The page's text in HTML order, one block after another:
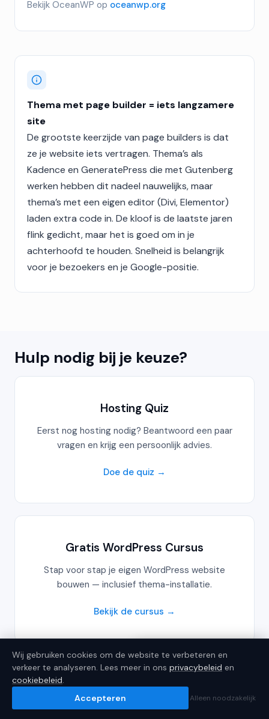
Bekijk OceanWP op oceanwp.org
Thema met page builder = iets langzamere
site
De grootste keerzijde van page builders is dat
ze je website iets vertragen. Thema’s als
Kadence en GeneratePress die met Gutenberg
werken hebben dit nadeel nauwelijks, maar
thema’s met een eigen editor (Divi, Elementor)
laden extra code in. De kloof is de laatste jaren
flink gedicht, maar het is goed om in je
achterhoofd te houden. Snelheid is belangrijk
voor je bezoekers en je Google-positie.
Hulp nodig bij je keuze?
Hosting Quiz
Eerst nog hosting nodig? Beantwoord een paar
vragen en krijg een persoonlijk advies.
Doe de quiz →
Gratis WordPress Cursus
Stap voor stap je eigen WordPress website
bouwen — inclusief thema-installatie.
Bekijk de cursus →
Welke hosting past bij jou?
JoostBot
Welke hosting past bij mij? Heb ik WordPress nodig?
Wat kost een website?
Wij gebruiken cookies om de website te verbeteren en
verkeer te analyseren. Lees meer in ons privacybeleid en
cookiebeleid.
Alleen noodzakelijk
Accepteren
This page is in Dutch.
Translate to English ×